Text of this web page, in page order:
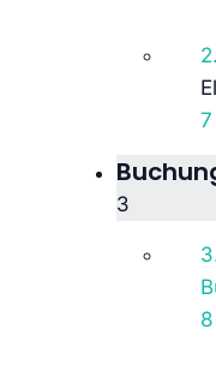
3